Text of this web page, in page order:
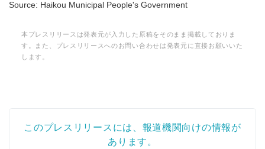
Source: Haikou Municipal People's Government
本プレスリリースは発表元が入力した原稿をそのまま掲載しておりま
す。また、プレスリリースへのお問い合わせは発表元に直接お願いいた
します。
このプレスリリースには、報道機関向けの情報が
あります。